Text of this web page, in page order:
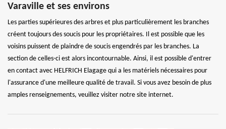
Varaville et ses environs
Les parties supérieures des arbres et plus particulièrement les branches
créent toujours des soucis pour les propriétaires. Il est possible que les
voisins puissent de plaindre de soucis engendrés par les branches. La
section de celles-ci est alors incontournable. Ainsi, il est possible d'entrer
en contact avec HELFRICH Elagage qui a les matériels nécessaires pour
l'assurance d'une meilleure qualité de travail. Si vous avez besoin de plus
amples renseignements, veuillez visiter notre site internet.